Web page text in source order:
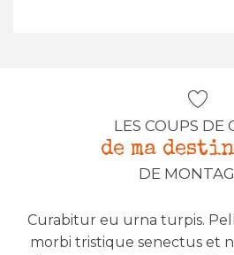
LES COUPS DE
de ma
DE
Curabitur eu urna turpis.
morbi tristique senectus et